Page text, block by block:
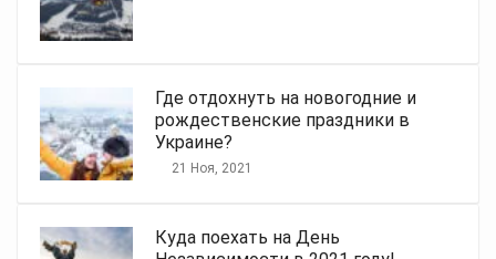
Где отдохнуть на новогодние и
рождественские праздники в
Украине?
21 Ноя, 2021
Куда поехать на День